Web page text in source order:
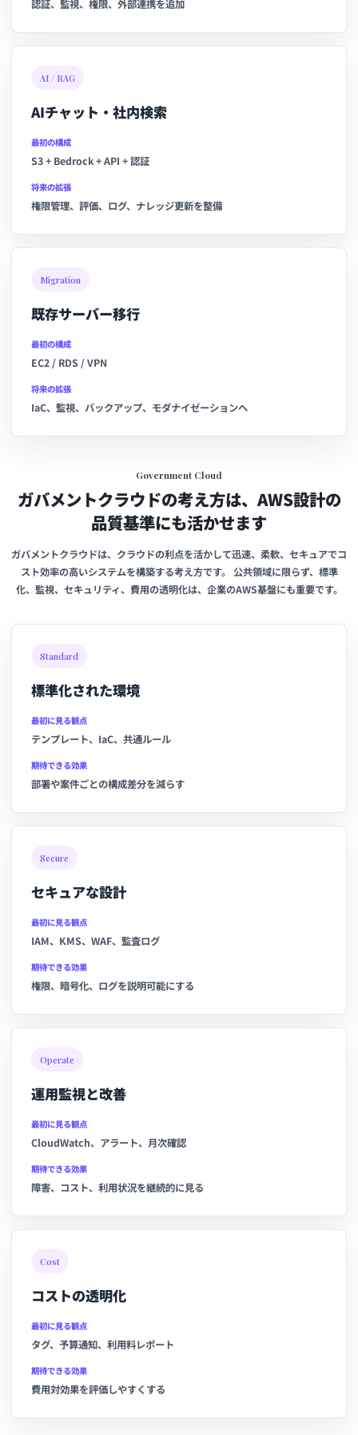
認証、監視、権限、外部連携を追加
AI / RAG
AIチャット・社内検索
最初の構成
S3 + Bedrock + API + 認証
将来の拡張
権限管理、評価、ログ、ナレッジ更新を整備
Migration
既存サーバー移行
最初の構成
EC2 / RDS / VPN
将来の拡張
IaC、監視、バックアップ、モダナイゼーションへ
Government Cloud
ガバメントクラウドの考え方は、AWS設計の
品質基準にも活かせます
ガバメントクラウドは、クラウドの利点を活かして迅速、柔軟、セキュアでコ
スト効率の高いシステムを構築する考え方です。 公共領域に限らず、標準
化、監視、セキュリティ、費用の透明化は、企業のAWS基盤にも重要です。
Standard
標準化された環境
最初に見る観点
テンプレート、IaC、共通ルール
期待できる効果
部署や案件ごとの構成差分を減らす
Secure
セキュアな設計
最初に見る観点
IAM、KMS、WAF、監査ログ
期待できる効果
権限、暗号化、ログを説明可能にする
Operate
運用監視と改善
最初に見る観点
CloudWatch、アラート、月次確認
期待できる効果
障害、コスト、利用状況を継続的に見る
Cost
コストの透明化
最初に見る観点
タグ、予算通知、利用料レポート
期待できる効果
費用対効果を評価しやすくする